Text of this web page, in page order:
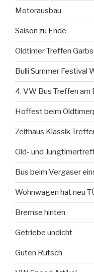
Motorausbau
Saison zu Ende
Oldtimer Treffen
Bulli Summer Festival
4. VW Bus Treffen am
Hoffest beim
Zeithaus Klassik
Old- und
Bus beim Vergaser
Wohnwagen hat neu
Bremse hinten
Getriebe undicht
Guten Rutsch